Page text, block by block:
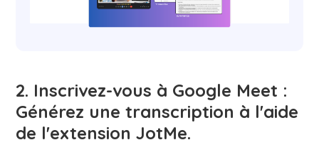
2. Inscrivez-vous à Google Meet :
Générez une transcription à l'aide
de l'extension JotMe.